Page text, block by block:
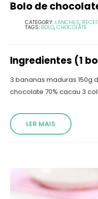
Bolo de
CATEGORY: LANCHES,
TAGS: BOLO, CHOCOLATE
Ingredientes (1
3 bananas maduras 150g
chocolate 70% cacau 3
LER MAIS